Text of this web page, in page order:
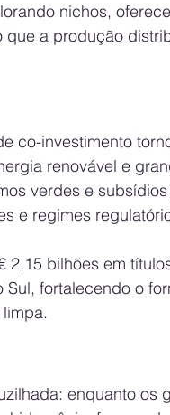
nichos,
que a produção
co-investimento
renovável e
verdes e
e regimes
bilhões em
fortalecendo o
enquanto os